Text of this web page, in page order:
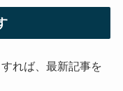
れば、最新記事を